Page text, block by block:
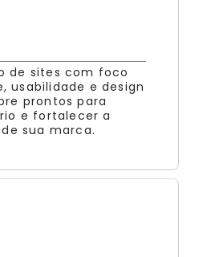
de sites com foco
usabilidade e design
prontos para
e fortalecer a
sua marca.